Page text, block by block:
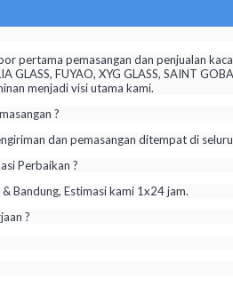
pertama pemasangan dan penjualan
GLASS, FUYAO, XYG GLASS, SAINT
menjadi visi utama kami.
?
dan pemasangan ditempat di
Perbaikan ?
Bandung, Estimasi kami 1x24 jam.
?